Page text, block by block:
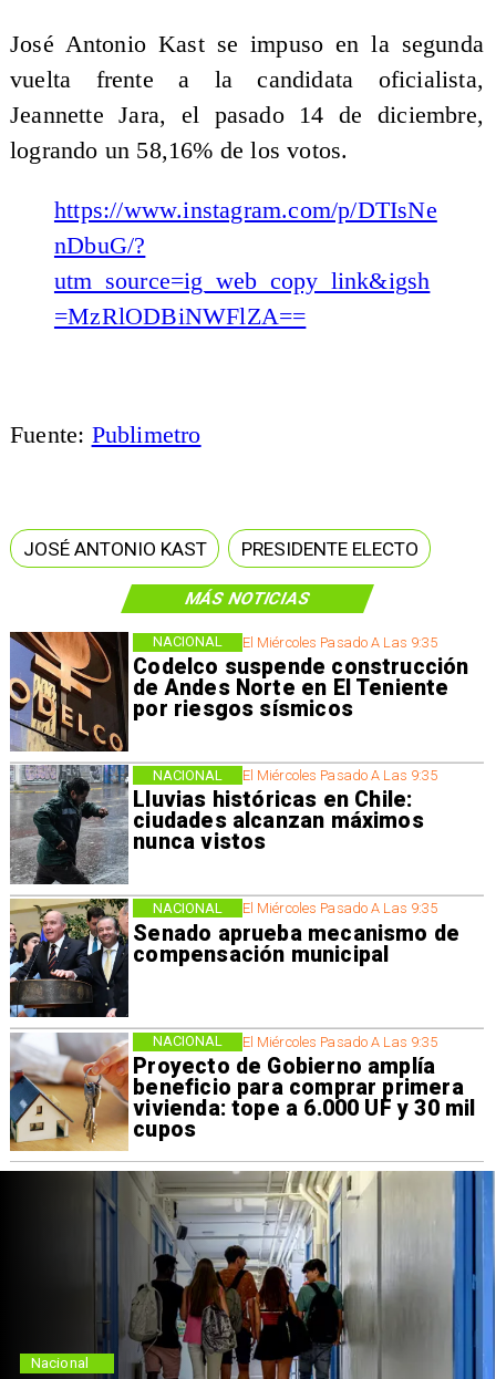
MÁS NOTICIAS
El Miércoles Pasado A Las 9:35
Codelco suspende construcción
de Andes Norte en El Teniente
por riesgos sísmicos
NACIONAL
El Miércoles Pasado A Las 9:35
Lluvias históricas en Chile:
ciudades alcanzan máximos
nunca vistos
NACIONAL
El Miércoles Pasado A Las 9:35
Senado aprueba mecanismo de
compensación municipal
NACIONAL
El Miércoles Pasado A Las 9:35
Proyecto de Gobierno amplía
beneficio para comprar primera
vivienda: tope a 6.000 UF y 30 mil
cupos
NACIONAL
José Antonio Kast se impuso en la segunda
vuelta frente a la candidata oficialista,
Jeannette Jara, el pasado 14 de diciembre,
logrando un 58,16% de los votos.
https://www.instagram.com/p/DTIsNe
nDbuG/?
utm_source=ig_web_copy_link&igsh
=MzRlODBiNWFlZA==
Fuente: Publimetro
JOSÉ ANTONIO KAST PRESIDENTE ELECTO
Nacional